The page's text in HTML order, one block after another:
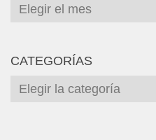
Archivos
CATEGORÍAS
Categorías